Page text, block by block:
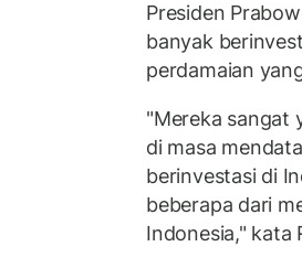
Presiden
banyak
perdamaian
"Mereka sangat
di masa
berinvestasi di
beberapa dari
Indonesia," kata